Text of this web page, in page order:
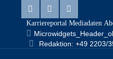
Linkedin
page
Facebook
page
X
page
Karriereportal Mediadaten
Redaktion: +49 2203/